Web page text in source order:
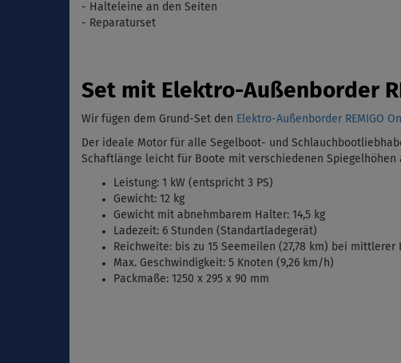
- Halteleine an den Seiten
- Reparaturset
Set mit Elektro-Außenborder
Wir fügen dem Grund-Set den Elektro-Außenborder REMIGO
Der ideale Motor für alle Segelboot- und
Schaftlänge leicht für Boote mit verschiedenen Spiegelhöhen
Leistung: 1 kW (entspricht 3 PS)
Gewicht: 12 kg
Gewicht mit abnehmbarem Halter: 14,5 kg
Ladezeit: 6 Stunden (Standartladegerät)
Reichweite: bis zu 15 Seemeilen (27,78 km) bei mittlerer
Max. Geschwindigkeit: 5 Knoten (9,26 km/h)
Packmaße: 1250 x 295 x 90 mm